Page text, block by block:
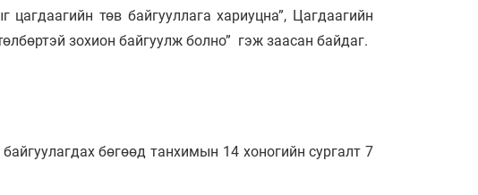
төв байгууллага хариуцна”, Цагдаагийн
зохион байгуулж болно” гэж заасан байдаг.
бөгөөд танхимын 14 хоногийн сургалт 7